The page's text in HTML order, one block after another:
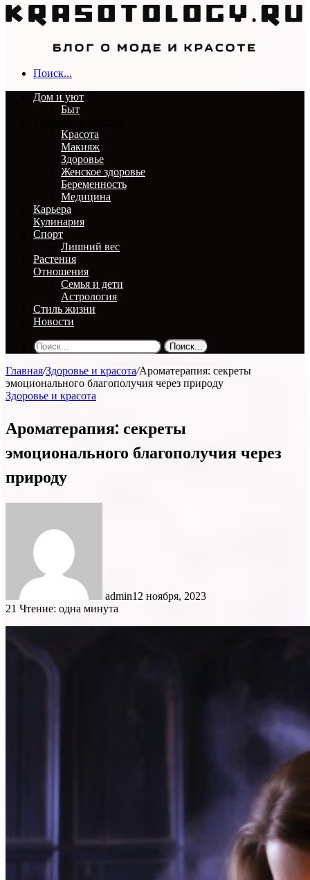
Поиск...
Дом и уют
Быт
Красота
Макияж
Здоровье
Женское здоровье
Беременность
Медицина
Карьера
Кулинария
Спорт
Лишний вес
Растения
Отношения
Семья и дети
Астрология
Стиль жизни
Новости
Поиск...
Главная/Здоровье и красота/Ароматерапия: секреты
эмоционального благополучия через природу
Здоровье и красота
Ароматерапия: секреты
эмоционального благополучия через
природу
admin12 ноября, 2023
21 Чтение: одна минута